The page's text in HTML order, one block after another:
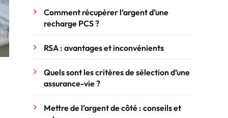
Comment récupérer l’argent d’une
recharge PCS ?
RSA : avantages et inconvénients
Quels sont les critères de sélection d’une
assurance-vie ?
Mettre de l’argent de côté : conseils et